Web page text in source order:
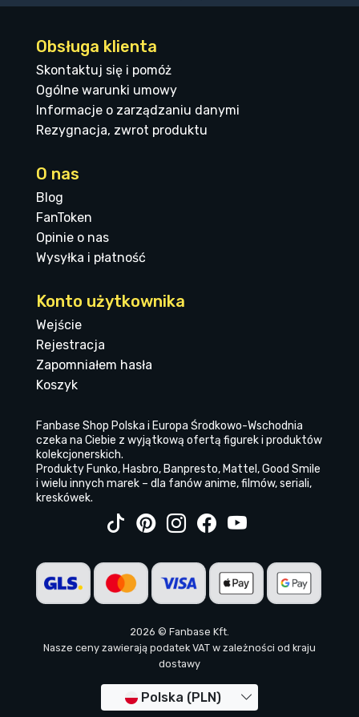
Obsługa klienta
Skontaktuj się i pomóż
Ogólne warunki umowy
Informacje o zarządzaniu danymi
Rezygnacja, zwrot produktu
O nas
Blog
FanToken
Opinie o nas
Wysyłka i płatność
Konto użytkownika
Wejście
Rejestracja
Zapomniałem hasła
Koszyk
Fanbase Shop Polska i Europa Środkowo-Wschodnia
czeka na Ciebie z wyjątkową ofertą figurek i produktów
kolekcjonerskich.
Produkty Funko, Hasbro, Banpresto, Mattel, Good Smile
i wielu innych marek – dla fanów anime, filmów, seriali,
kreskówek.
2026 © Fanbase Kft.
Nasze ceny zawierają podatek VAT w zależności od kraju
dostawy
Polska (PLN)